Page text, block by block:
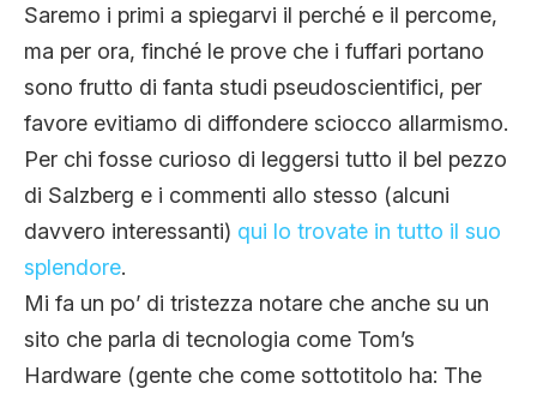
Saremo i primi a spiegarvi il perché e il percome,
ma per ora, finché le prove che i fuffari portano
sono frutto di fanta studi pseudoscientifici, per
favore evitiamo di diffondere sciocco allarmismo.
Per chi fosse curioso di leggersi tutto il bel pezzo
di Salzberg e i commenti allo stesso (alcuni
davvero interessanti) qui lo trovate in tutto il suo
splendore.
Mi fa un po’ di tristezza notare che anche su un
sito che parla di tecnologia come Tom’s
Hardware (gente che come sottotitolo ha: The